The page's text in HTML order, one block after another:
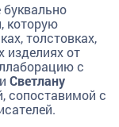
которую
толстовках,
изделиях от
с
Светлану
сопоставимой с